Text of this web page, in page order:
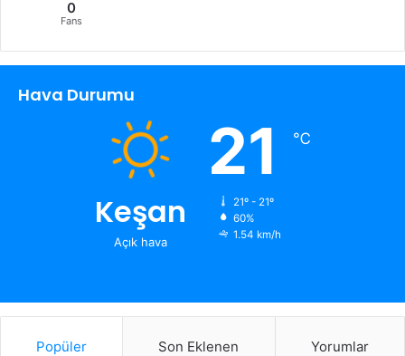
0
Fans
Hava Durumu
Keşan
Açık hava
21 ℃
21º - 21º
60%
1.54 km/h
Popüler Son Eklenen Yorumlar